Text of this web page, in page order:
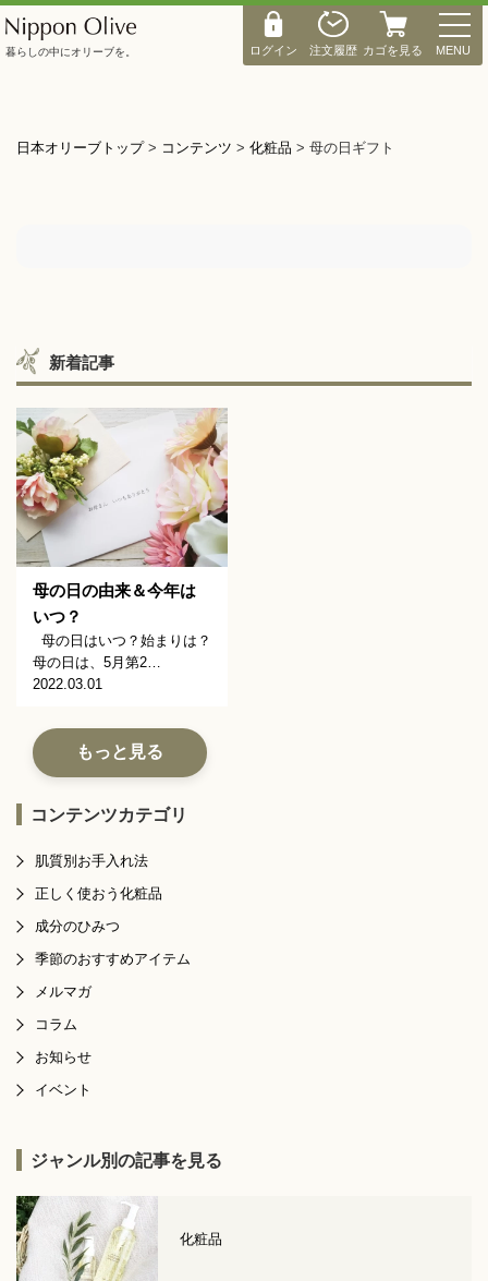
ログイン 注文履歴 カゴを見る
M
E
N
MENU
暮らしの中にオリーブを。
日本オリーブトップ> コンテンツ > 化粧品 > 母の日ギフト
新着記事
母の日の由来＆今年は
いつ？
母の日はいつ？始まりは？
母の日は、5月第2…
2022.03.01
もっと見る
コンテンツカテゴリ
肌質別お手入れ法
正しく使おう化粧品
成分のひみつ
季節のおすすめアイテム
メルマガ
コラム
お知らせ
イベント
ジャンル別の記事を見る
化粧品